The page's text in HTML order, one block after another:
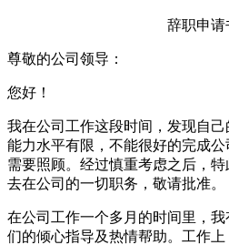
辞职申请
尊敬的公司领导：
您好！
我在公司工作这段时间，发现自己
能力水平有限，不能很好的完成
需要照顾。经过慎重考虑之后，
去在公司的一切职务，敬请批准。
在公司工作一个多月的时间里，
们的倾心指导及热情帮助。工作